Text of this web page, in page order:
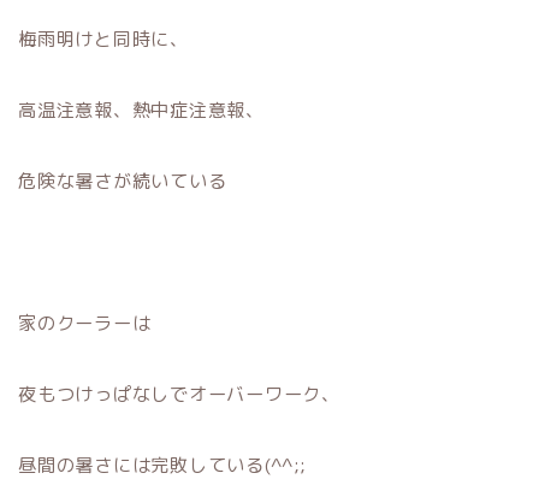
梅雨明けと同時に、
高温注意報、熱中症注意報、
危険な暑さが続いている
家のクーラーは
夜もつけっぱなしでオーバーワーク、
昼間の暑さには完敗している(^^;;